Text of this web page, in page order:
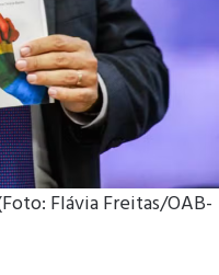
Flávia Freitas/OAB-